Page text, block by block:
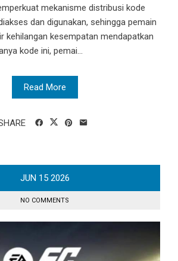
mekanisme distribusi kode
dan digunakan, sehingga pemain
kehilangan kesempatan mendapatkan
kode ini, pemai...
Read More
JUN 15 2026
NO COMMENTS